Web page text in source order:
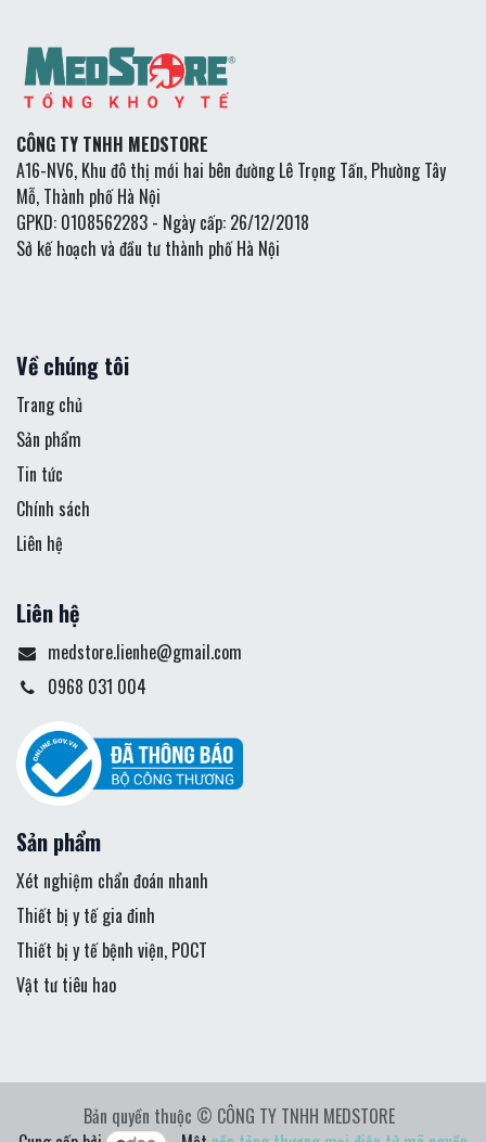
CÔNG TY TNHH MEDSTORE
A16-NV6, Khu đô thị mới hai bên đường Lê Trọng Tấn, Phường Tây
Mỗ, Thành phố Hà Nội
GPKD: 0108562283 - Ngày cấp: 26/12/2018
Sở kế hoạch và đầu tư thành phố Hà Nội
Về chúng tôi
Trang chủ
Sản phẩm
Tin tức
Chính sách
Liên hệ
Liên hệ
medstore.lienhe@gmail.com
0968 031 004
Sản phẩm
Xét nghiệm chẩn đoán nhanh
Thiết bị y tế gia đinh
Thiết bị y tế bệnh viện, POCT
Vật tư tiêu hao
Bản quyền thuộc © CÔNG TY TNHH MEDSTORE